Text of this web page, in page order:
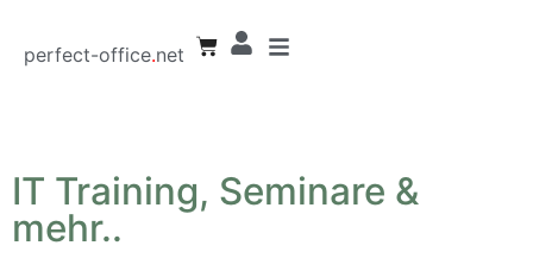
perfect-office.net
IT Training, Seminare &
mehr..